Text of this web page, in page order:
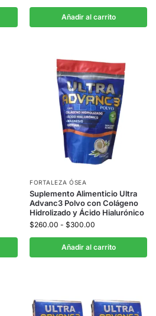
Añadir al carrito
FORTALEZA ÓSEA
Suplemento Alimenticio Ultra
Advanc3 Polvo con Colágeno
Hidrolizado y Ácido Hialurónico
$260.00 - $300.00
Añadir al carrito